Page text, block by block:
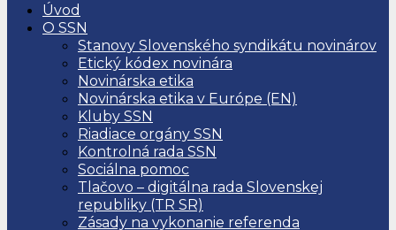
Úvod
O SSN
Stanovy Slovenského syndikátu novinárov
Etický kódex novinára
Novinárska etika
Novinárska etika v Európe (EN)
Kluby SSN
Riadiace orgány SSN
Kontrolná rada SSN
Sociálna pomoc
Tlačovo – digitálna rada Slovenskej
republiky (TR SR)
Zásady na vykonanie referenda